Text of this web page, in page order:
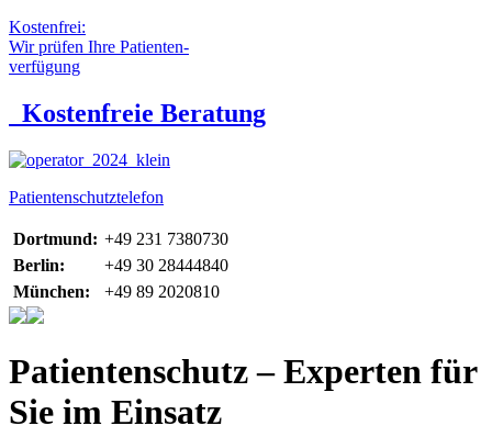
Kostenfrei:
Wir prüfen Ihre Patienten-
verfügung
Kostenfreie Beratung
Patientenschutztelefon
Dortmund: +49 231 7380730
Berlin:
+49 30 28444840
München:
+49 89 2020810
Patientenschutz – Experten für
Sie im Einsatz